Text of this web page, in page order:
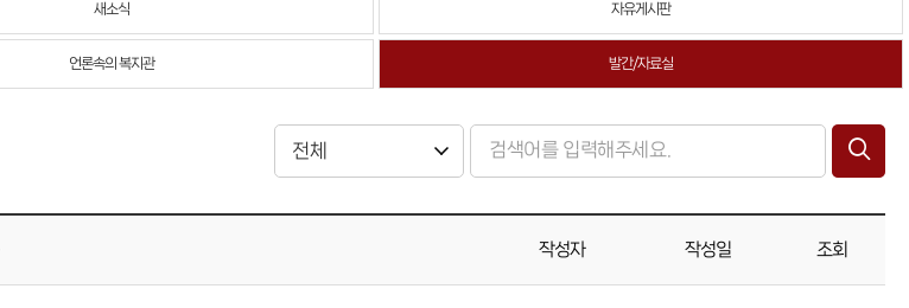
새소식 자유게시판
언론속의 복지관 발간/자료실
작성자 작성일 조회